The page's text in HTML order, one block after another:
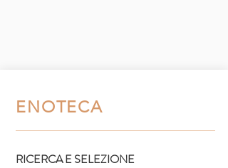
ENOTECA
RICERCA E SELEZIONE